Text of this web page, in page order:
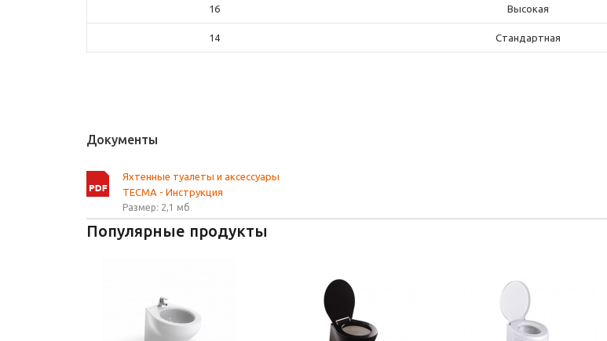
16 Высокая
14 Стандартная
Документы
Яхтенные туалеты и аксессуары
TECMA - Инструкция
Размер: 2,1 мб
Популярные продукты